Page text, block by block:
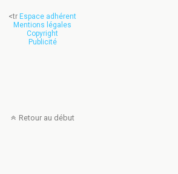
<tr Espace adhérent
Mentions légales
Copyright
Publicité
Retour au début